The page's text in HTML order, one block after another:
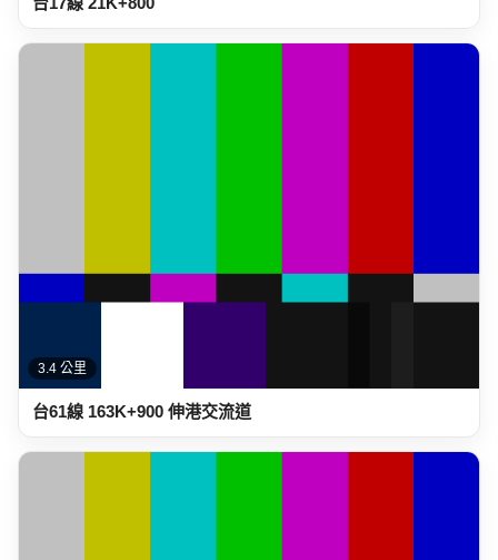
3.4 公里
台61線 163K+900 伸港交流道